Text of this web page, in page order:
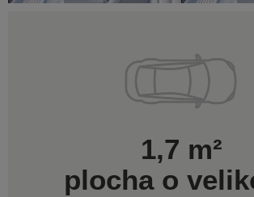
1,7 m²
plocha o